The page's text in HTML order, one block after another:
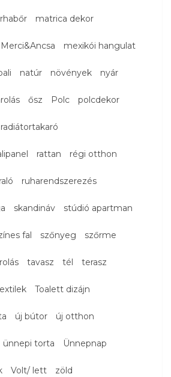
matrica dekor
Merci&Ancsa mexikói hangulat
natúr növények nyár
ősz Polc polcdekor
radiátortakaró
rattan régi otthon
ruharendszerezés
skandináv stúdió apartman
fal szőnyeg szőrme
tavasz tél terasz
Toalett dizájn
új bútor új otthon
ünnepi torta Ünnepnap
Volt/ lett zöld